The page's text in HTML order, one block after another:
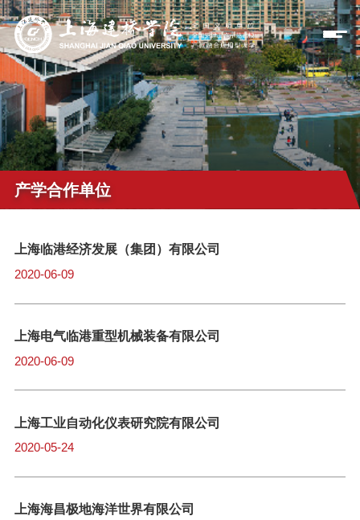
产学合作单位
上海临港经济发展（集团）有限公司
2020-06-09
上海电气临港重型机械装备有限公司
2020-06-09
上海工业自动化仪表研究院有限公司
2020-05-24
​上海海昌极地海洋世界有限公司